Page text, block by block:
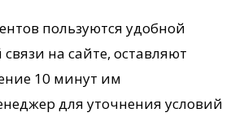
пользуются удобной
на сайте, оставляют
10 минут им
для уточнения условий